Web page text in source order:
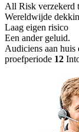
All Risk verzekerd
Wereldwijde
Laag eigen risico
Een ander geluid.
Audiciens aan huis
proefperiode 12